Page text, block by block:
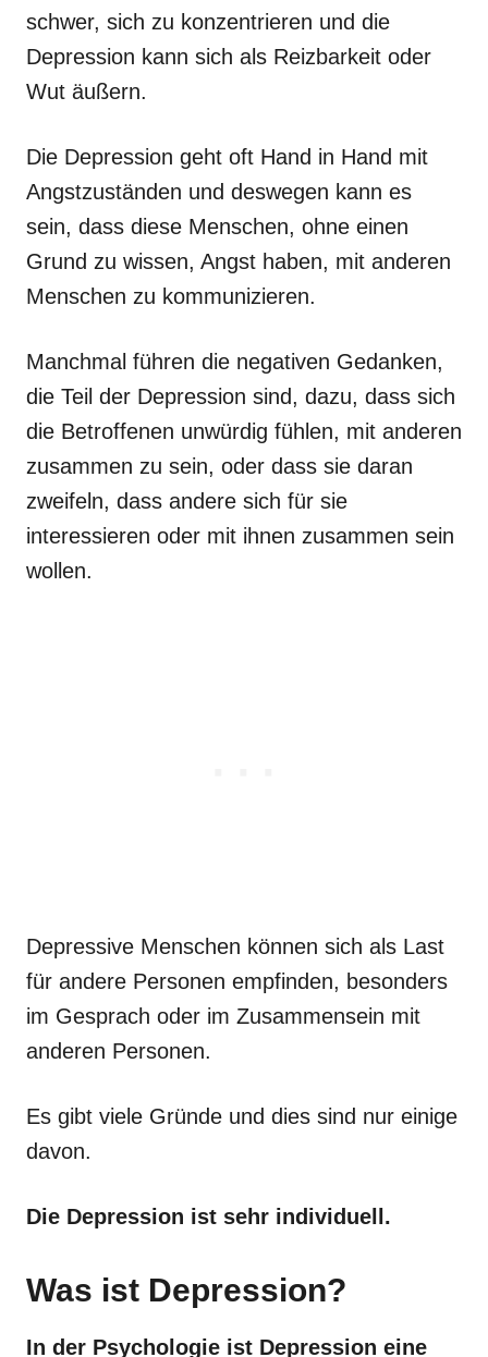
schwer, sich zu konzentrieren und die
Depression kann sich als Reizbarkeit oder
Wut äußern.
Die Depression geht oft Hand in Hand mit
Angstzuständen und deswegen kann es
sein, dass diese Menschen, ohne einen
Grund zu wissen, Angst haben, mit anderen
Menschen zu kommunizieren.
Manchmal führen die negativen Gedanken,
die Teil der Depression sind, dazu, dass sich
die Betroffenen unwürdig fühlen, mit anderen
zusammen zu sein, oder dass sie daran
zweifeln, dass andere sich für sie
interessieren oder mit ihnen zusammen sein
wollen.
Depressive Menschen können sich als Last
für andere Personen empfinden, besonders
im Gesprach oder im Zusammensein mit
anderen Personen.
Es gibt viele Gründe und dies sind nur einige
davon.
Die Depression ist sehr individuell.
Was ist Depression?
In der Psychologie ist Depression eine